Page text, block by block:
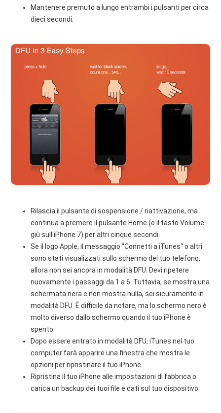
Mantenere premuto a lungo entrambi i pulsanti per circa
dieci secondi.
Rilascia il pulsante di sospensione / riattivazione, ma
continua a premere il pulsante Home (o il tasto Volume
giù sull'iPhone 7) per altri cinque secondi.
Se il logo Apple, il messaggio "Connetti a iTunes" o altri
sono stati visualizzati sullo schermo del tuo telefono,
allora non sei ancora in modalità DFU. Devi ripetere
nuovamente i passaggi da 1 a 6. Tuttavia, se mostra una
schermata nera e non mostra nulla, sei sicuramente in
modalità DFU. È difficile da notare, ma lo schermo nero è
molto diverso dallo schermo quando il tuo iPhone è
spento.
Dopo essere entrato in modalità DFU, iTunes nel tuo
computer farà apparire una finestra che mostra le
opzioni per ripristinare il tuo iPhone.
Ripristina il tuo iPhone alle impostazioni di fabbrica o
carica un backup dei tuoi file e dati sul tuo dispositivo.